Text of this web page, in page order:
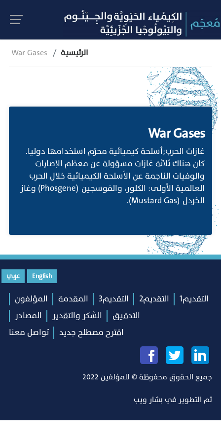
War Gases الرئيسية
War Gases
غازات الحرب;أسلحة كيميائية محرّم استخدامها دوليا.
كان هناك ثلاثة غازات مسؤولة عن معظم الإصابات
والوفيات الناجمة عن الأسلحة الكيميائية خلال الحرب
العالمية الأولى: الكلور، والفوسجين (Phosgene) وغاز
الخردل (Mustard Gas).
English عربي
التقديم1 التقديم2 التقديم3 المقدمة
المؤلفون
التدقيق
الشكر والتقدير
المصادر
اقترح مصطلح جديد
تواصل معنا
جميع الحقوق محفوظة © للمؤلفين 2022
تم التطوير في بشار ويب